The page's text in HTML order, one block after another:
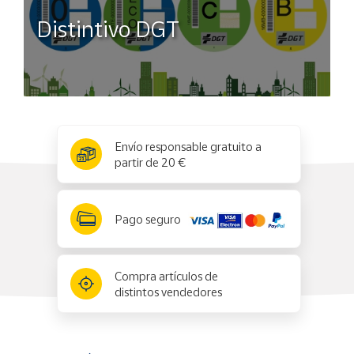
Distintivo DGT
Envío responsable gratuito a
partir de 20 €
Pago seguro
Compra artículos de
distintos vendedores